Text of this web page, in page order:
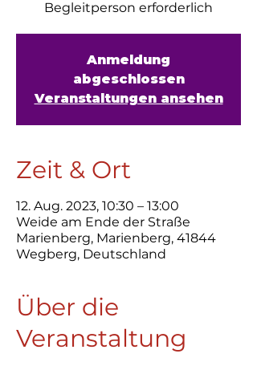
Begleitperson erforderlich
Anmeldung
abgeschlossen
Veranstaltungen ansehen
Zeit & Ort
12. Aug. 2023, 10:30 – 13:00
Weide am Ende der Straße
Marienberg, Marienberg, 41844
Wegberg, Deutschland
Über die
Veranstaltung